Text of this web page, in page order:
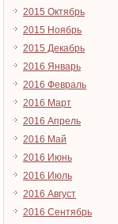
2015 Октябрь
2015 Ноябрь
2015 Декабрь
2016 Январь
2016 Февраль
2016 Март
2016 Апрель
2016 Май
2016 Июнь
2016 Июль
2016 Август
2016 Сентябрь